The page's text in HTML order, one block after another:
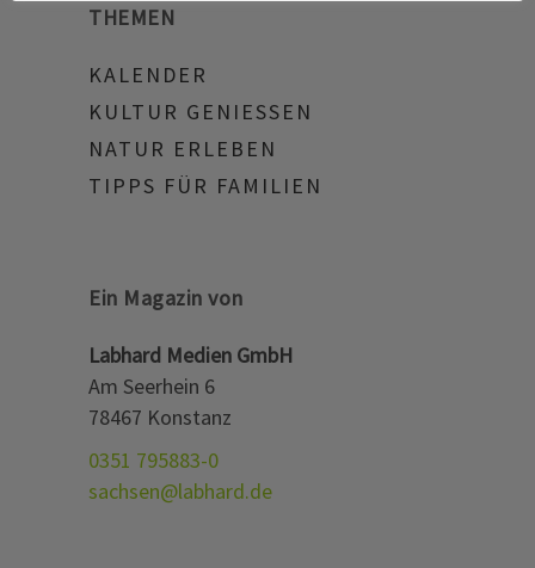
THEMEN
KALENDER
KULTUR GENIESSEN
NATUR ERLEBEN
TIPPS FÜR FAMILIEN
Ein Magazin von
Labhard Medien GmbH
Am Seerhein 6
78467 Konstanz
0351 795883-0
sachsen@labhard.de